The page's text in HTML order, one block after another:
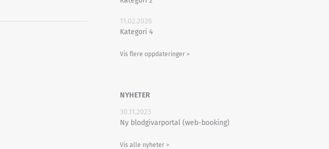
11.02.2026
Kategori 4
Vis flere oppdateringer >
NYHETER
30.11.2023
Ny blodgivarportal (web-booking)
Vis alle nyheter >